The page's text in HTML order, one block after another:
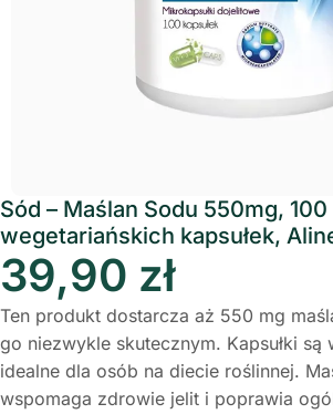
Sód – Maślan Sodu 550mg, 100
wegetariańskich kapsułek,
39,90 zł
Ten produkt dostarcza aż 550 mg
go niezwykle skutecznym. Kapsułki są
idealne dla osób na diecie roślinnej.
wspomaga zdrowie jelit i poprawia